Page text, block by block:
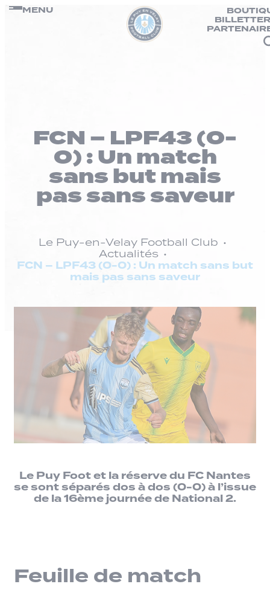
Passer
MENU
FCN – LPF43 (0-
0) : Un match
sans but mais
pas sans saveur
Le Puy-en-Velay Football Club
Actualités
FCN – LPF43 (0-0) : Un match sans but
mais pas sans saveur
Le Puy Foot et la réserve du FC Nantes
se sont séparés dos à dos (0-0) à l’issue
de la 16ème journée de National 2.
Feuille de match
Panneau de gestion des cookies